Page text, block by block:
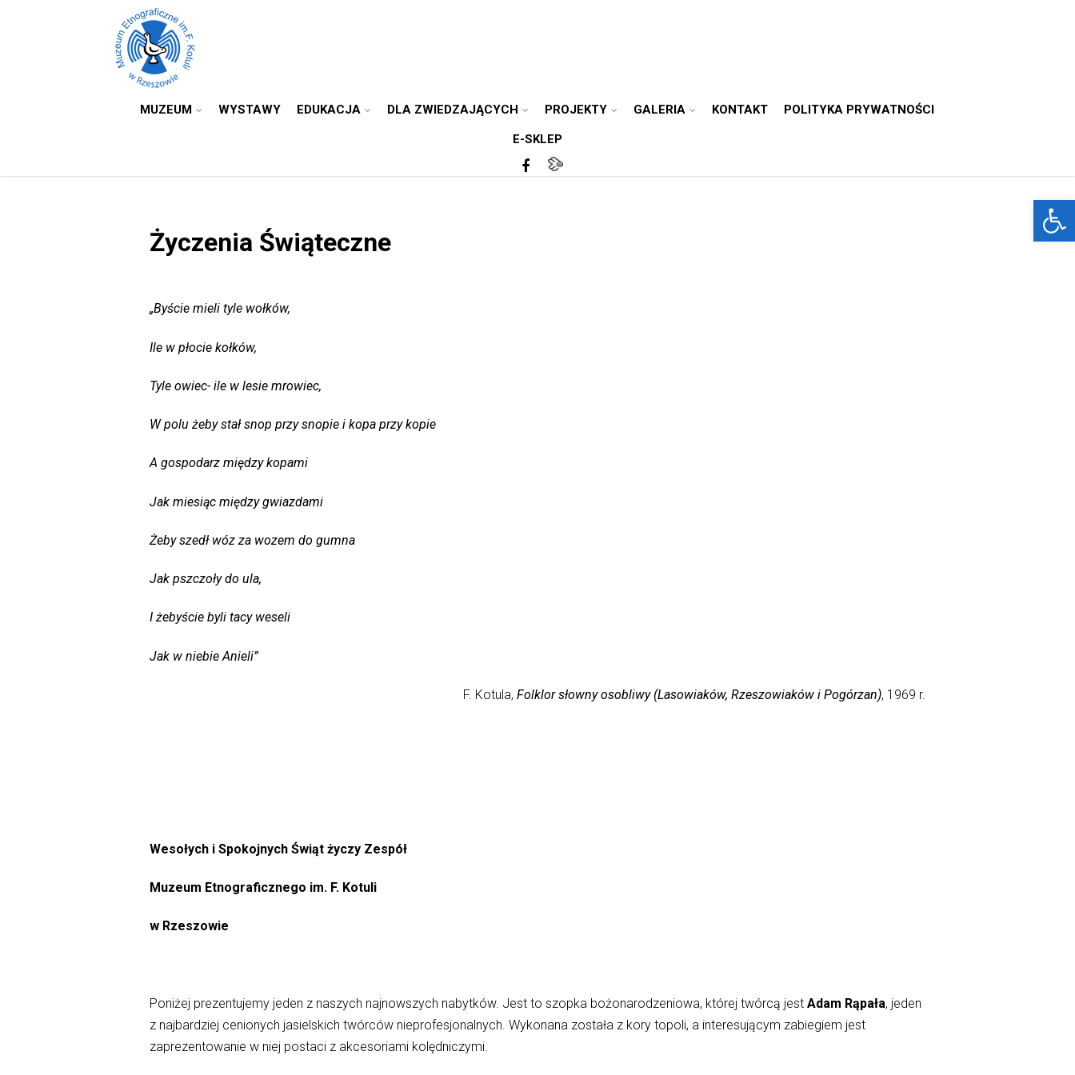
MUZEUM WYSTAWY EDUKACJA DLA ZWIEDZAJĄCYCH PROJEKTY GALERIA KONTAKT POLITYKA PRYWATNOŚCI
E-SKLEP
Życzenia Świąteczne
„Byście mieli tyle wołków,
Ile w płocie kołków,
Tyle owiec- ile w lesie mrowiec,
W polu żeby stał snop przy snopie i kopa przy kopie
A gospodarz między kopami
Jak miesiąc między gwiazdami
Żeby szedł wóz za wozem do gumna
Jak pszczoły do ula,
I żebyście byli tacy weseli
Jak w niebie Anieli”
F. Kotula,Folklor słowny osobliwy (Lasowiaków, Rzeszowiaków i Pogórzan), 1969 r.
Wesołych i Spokojnych Świąt życzy Zespół
Muzeum Etnograficznego im. F. Kotuli
w Rzeszowie
Poniżej prezentujemy jeden z naszych najnowszych nabytków. Jest to szopka bożonarodzeniowa, której twórcą jest Adam Rąpała, jeden
z najbardziej cenionych jasielskich twórców nieprofesjonalnych. Wykonana została z kory topoli, a interesującym zabiegiem jest
zaprezentowanie w niej postaci z akcesoriami kolędniczymi.